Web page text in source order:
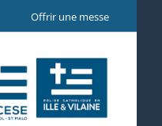
Offrir une messe